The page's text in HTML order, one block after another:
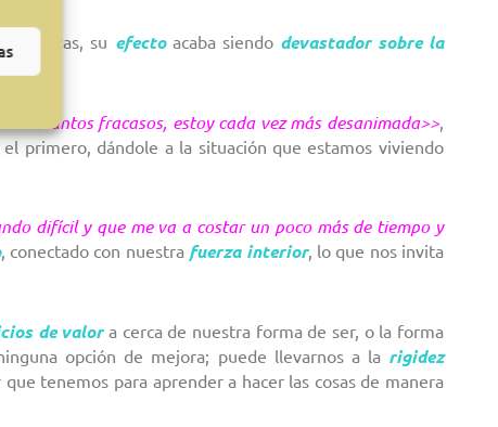
su efectoacaba siendodevastador sobre la
de tantos fracasos, estoy cada vez más desanimada>>,
primero, dándole a la situación que estamos viviendo
difícil y que me va a costar un poco más de tiempo y
, conectado con nuestra fuerza interior, lo que nos invita
de valora cerca de nuestra forma de ser, o la forma
opción de mejora; puede llevarnos a la rigidez
tenemos para aprender a hacer las cosas de manera